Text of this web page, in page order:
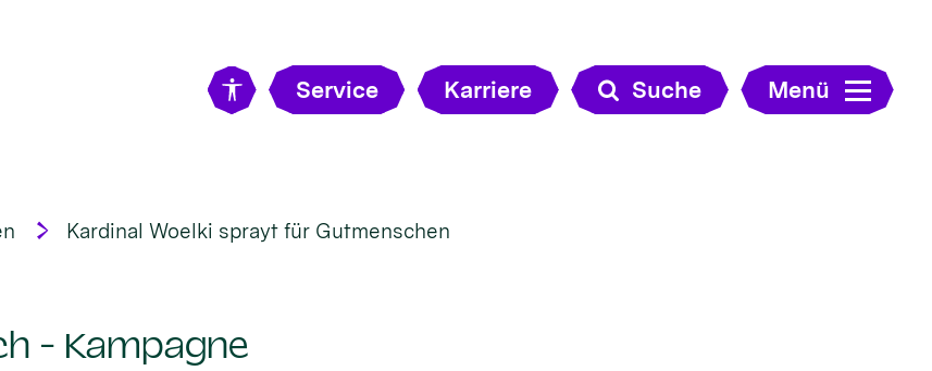
Service Karriere Suche Menü
Kardinal Woelki sprayt für Gutmenschen
- Kampagne